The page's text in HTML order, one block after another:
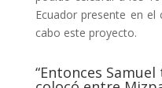
Ecuador presente en
cabo este proyecto.
“Entonces